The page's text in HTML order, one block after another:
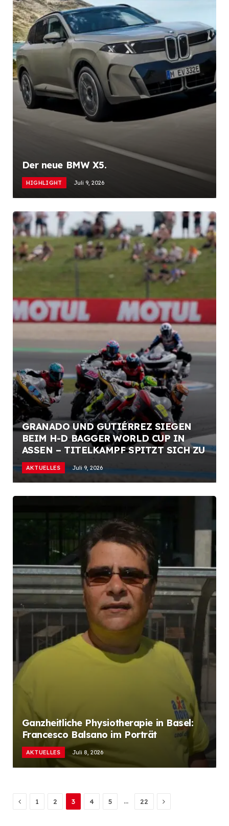
Der neue BMW X5.
HIGHLIGHT Juli 9, 2026
GRANADO UND GUTIÉRREZ SIEGEN
BEIM H-D BAGGER WORLD CUP IN
ASSEN – TITELKAMPF SPITZT SICH ZU
AKTUELLES Juli 9, 2026
Ganzheitliche Physiotherapie in Basel:
Francesco Balsano im Porträt
AKTUELLES Juli 8, 2026
Previous
1 2 3 4 5 … 22 Next